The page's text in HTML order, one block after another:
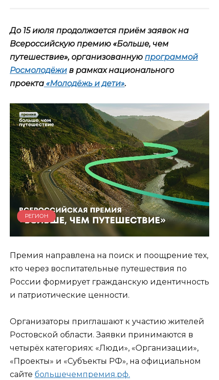
До 15 июля продолжается приём заявок на
Всероссийскую премию «Больше, чем
путешествие», организованную программой
Росмолодёжи в рамках национального
проекта «Молодёжь и дети».
РЕГИОН
Премия направлена на поиск и поощрение тех,
кто через воспитательные путешествия по
России формирует гражданскую идентичность
и патриотические ценности.
Организаторы приглашают к участию жителей
Ростовской области. Заявки принимаются в
четырёх категориях: «Люди», «Организации»,
«Проекты» и «Субъекты РФ», на официальном
сайте большечемпремия.рф.